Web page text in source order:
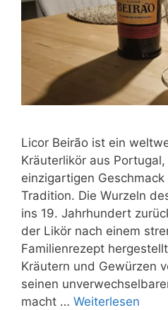
Licor Beirão ist ein
Kräuterlikör aus
einzigartigen
Tradition. Die Wurzeln
ins 19. Jahrhundert
der Likör nach einem
Familienrezept
Kräutern und Gewürzen
seinen
macht … Weiterlesen